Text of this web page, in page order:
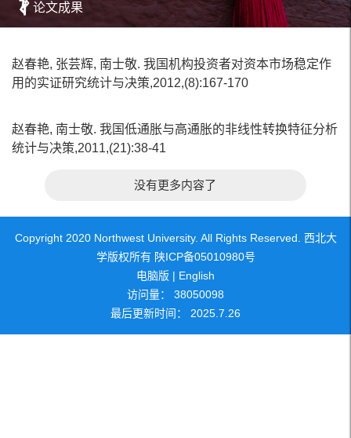
论文成果
赵春艳, 张芸辉, 南士敬. 我国机构投资者对资本市场稳定作
用的实证研究统计与决策,2012,(8):167-170
赵春艳, 南士敬. 我国低通胀与高通胀的非线性转换特征分析
统计与决策,2011,(21):38-41
没有更多内容了
Copyright 2020 Northwest University. All Rights Reserved. 西北大
学版权所有 陕ICP备05010980号
电脑版 | English
访问量： 38050098
最后更新时间： 2025 7 26